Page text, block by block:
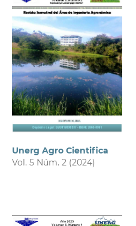
Unerg Agro Cientifica
Vol. 5 Núm. 2 (2024)